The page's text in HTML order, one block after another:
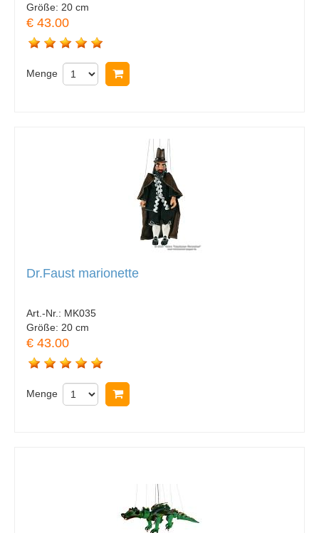
Größe: 20 cm
€ 43.00
Menge
Dr.Faust marionette
Art.-Nr.: MK035
Größe: 20 cm
€ 43.00
Menge